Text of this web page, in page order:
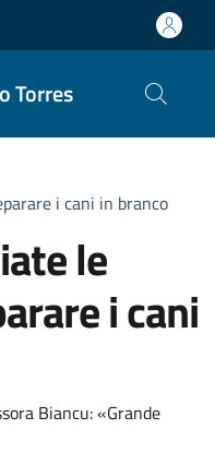
Torres
i cani in branco
le
i cani
Biancu: «Grande